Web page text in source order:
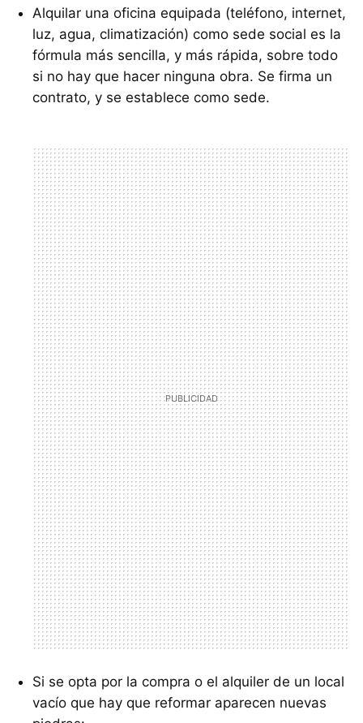
Alquilar una oficina equipada (teléfono, internet,
luz, agua, climatización) como sede social es la
fórmula más sencilla, y más rápida, sobre todo
si no hay que hacer ninguna obra. Se firma un
contrato, y se establece como sede.
Si se opta por la compra o el alquiler de un local
vacío que hay que reformar aparecen nuevas